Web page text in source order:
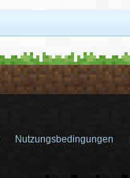
Nutzungsbedingungen